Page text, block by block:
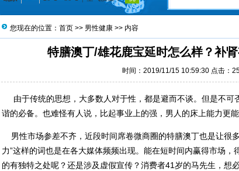
您现在的位置： 首页 >> 男性健康 >> 内容
特膳澳丁/雄花鹿宝延时怎么样？补
时间：2019/11/15 10:59:30 点击：
由于传统的思想，大多数人对于性，都是避而不谈。但是不可
谐的必备。也难怪有人说，比起事业上的强，男人的床上能力更能
男性市场参差不齐，近段时间席卷微商圈的特膳澳丁也是让很
力”这样的词也是在各大媒体频频出现。能在短时间内赢得市场
的有独特之处呢？还是涉及虚假宣传？消费者41岁的马先生，想必